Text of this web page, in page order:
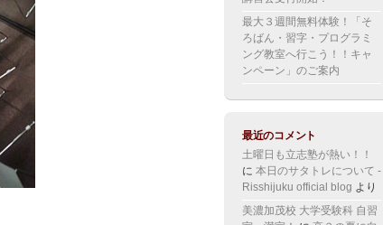
最大３週間無料体験！「そ
ろばん・習字・プログラミ
ング教室へ行こう！！キャ
ンペーン」のご案内
最近のコメント
土曜日も立志塾が熱い！！
に 本日のサタトレについて -
Risshijuku official blog より
美濃加茂校 大学受験科 自習